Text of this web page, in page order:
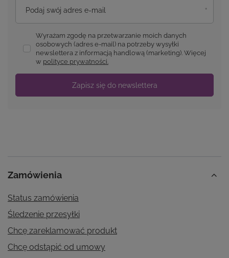
Podaj swój adres e-mail
Wyrażam zgodę na przetwarzanie moich danych
osobowych (adres e-mail) na potrzeby wysyłki
newslettera z informacją handlową (marketing). Więcej
w polityce prywatności.
Zapisz się do newslettera
Zamówienia
Status zamówienia
Śledzenie przesyłki
Chcę zareklamować produkt
Chcę odstąpić od umowy